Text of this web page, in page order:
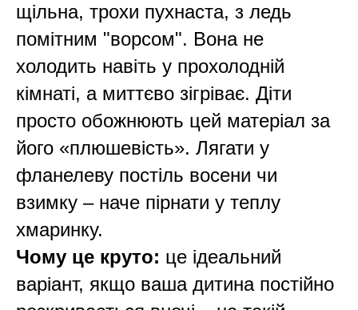
щільна, трохи пухнаста, з ледь
помітним "ворсом". Вона не
холодить навіть у прохолодній
кімнаті, а миттєво зігріває. Діти
просто обожнюють цей матеріал за
його «плюшевість». Лягати у
фланелеву постіль восени чи
взимку – наче пірнати у теплу
хмаринку.
Чому це круто: це ідеальний
варіант, якщо ваша дитина постійно